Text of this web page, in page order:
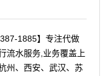
1885】专注代做
流水服务,业务覆盖上
州、西安、武汉、苏